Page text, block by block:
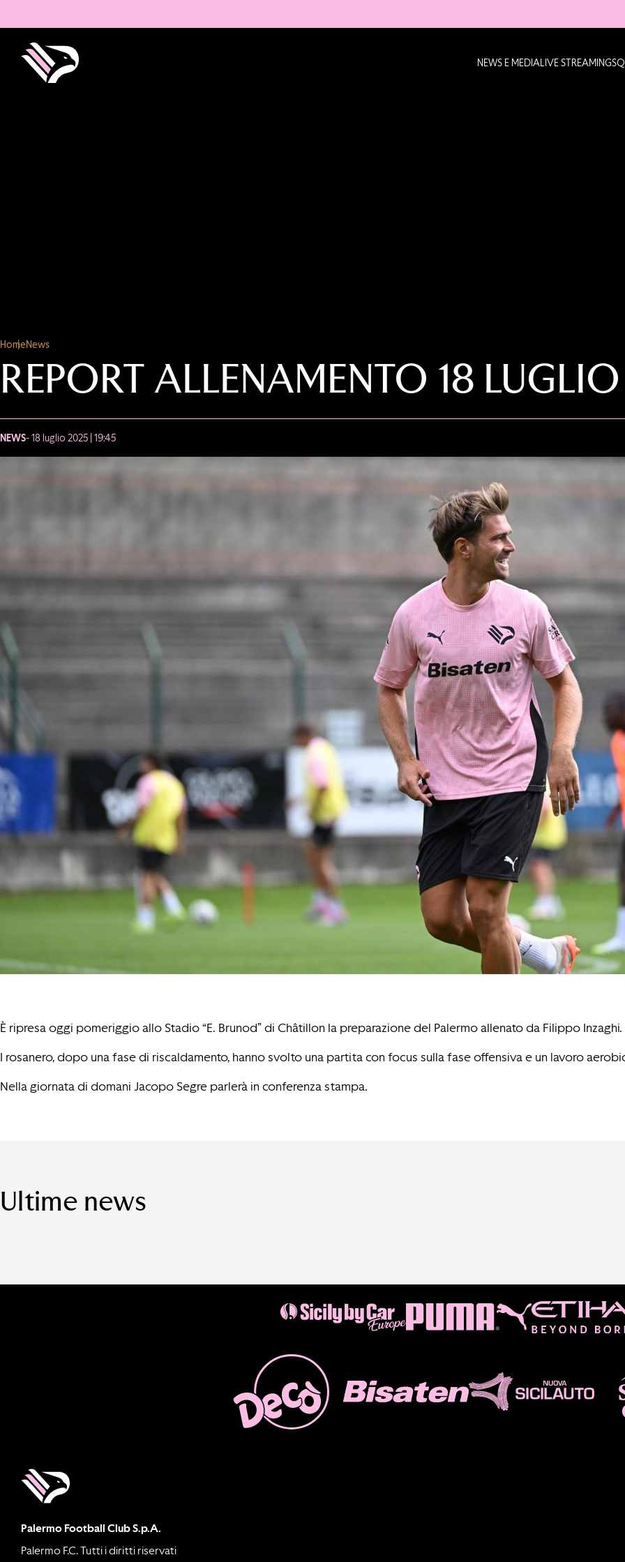
NEWS E MEDIALIVE STREAMING
HomeNews
REPORT ALLENAMENTO 18 LUGLIO
NEWS- 18 luglio 2025 | 19:45
È ripresa oggi pomeriggio allo Stadio “E. Brunod” di Châtillon la preparazione del Palermo allenato da Filippo Inzaghi.
I rosanero, dopo una fase di riscaldamento, hanno svolto una partita con focus sulla fase offensiva e un lavoro
Nella giornata di domani Jacopo Segre parlerà in conferenza stampa.
Ultime news
Palermo Football Club S.p.A.
Palermo F.C. Tutti i diritti riservati